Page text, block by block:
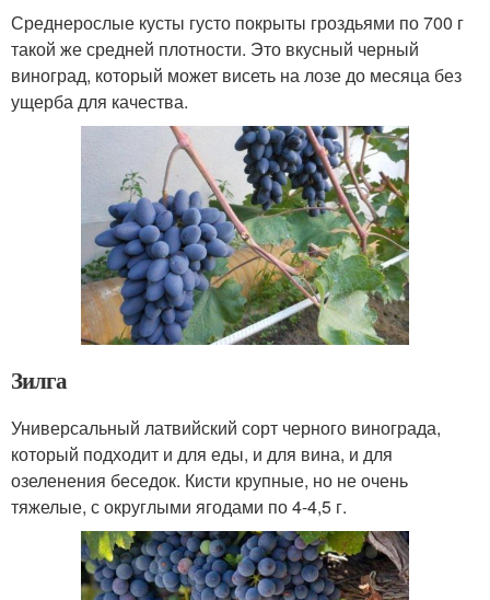
Среднерослые кусты густо покрыты гроздьями по 700 г
такой же средней плотности. Это вкусный черный
виноград, который может висеть на лозе до месяца без
ущерба для качества.
Зилга
Универсальный латвийский сорт черного винограда,
который подходит и для еды, и для вина, и для
озеленения беседок. Кисти крупные, но не очень
тяжелые, с округлыми ягодами по 4-4,5 г.